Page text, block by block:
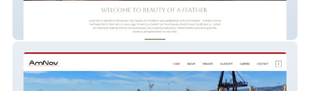
The Beauty of a Feather